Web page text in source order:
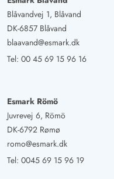
Blåvandvej 1, Blåvand
DK-6857 Blåvand
blaavand@esmark.dk
Tel: 00 45 69 15 96 16
Esmark Römö
Juvrevej 6, Römö
DK-6792 Rømø
romo@esmark.dk
Tel: 0045 69 15 96 19